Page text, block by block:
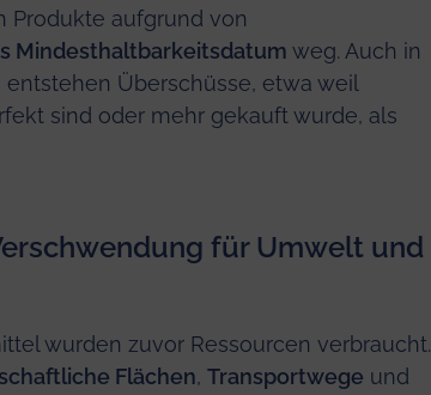
Produkte aufgrund von
Mindesthaltbarkeitsdatum weg. Auch in
Überschüsse, etwa weil
sind oder mehr gekauft wurde, als
für Umwelt und
wurden zuvor Ressourcen verbraucht.
Flächen, Transportwege und